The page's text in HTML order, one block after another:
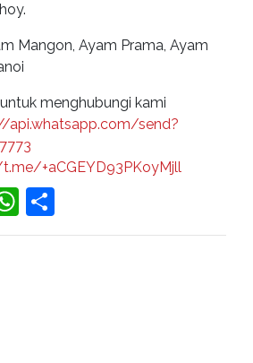
Mangon, Ayam Prama, Ayam
menghubungi kami
api.whatsapp.com/send?
+aCGEYD93PKoyMjll
WhatsApp